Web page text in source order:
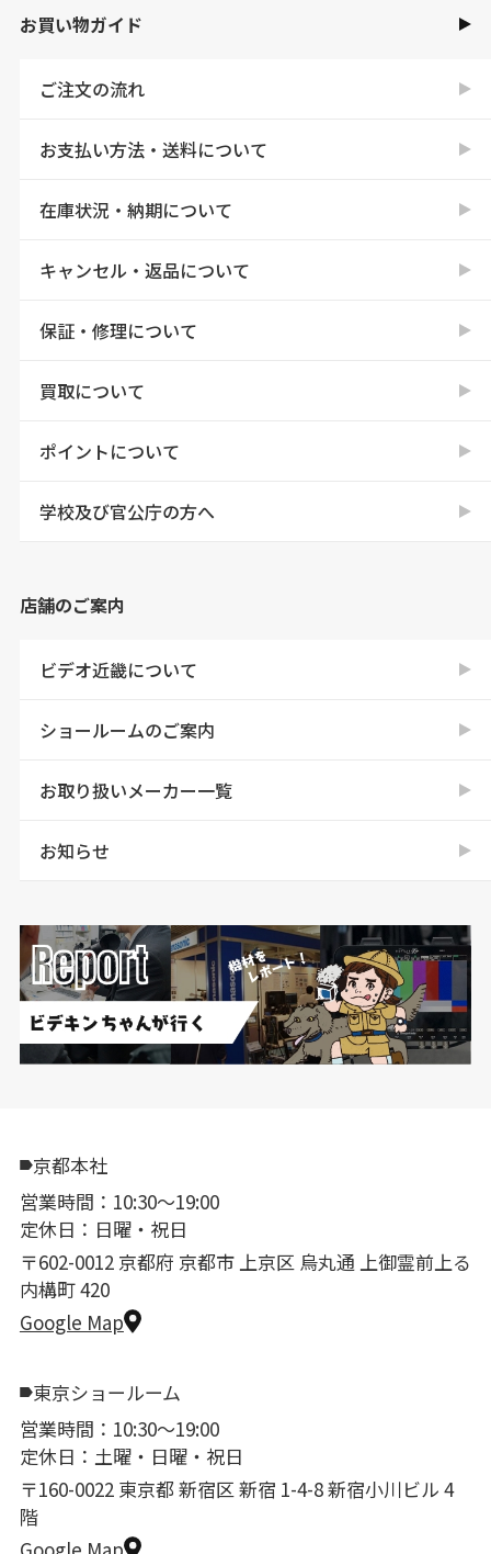
お買い物ガイド
ご注文の流れ
お支払い方法・送料について
在庫状況・納期について
キャンセル・返品について
保証・修理について
買取について
ポイントについて
学校及び官公庁の方へ
店舗のご案内
ビデオ近畿について
ショールームのご案内
お取り扱いメーカー一覧
お知らせ
京都本社
営業時間：10:30〜19:00
定休日：日曜・祝日
〒602-0012 京都府 京都市 上京区 烏丸通 上御霊前上る
内構町 420
Google Map
東京ショールーム
営業時間：10:30〜19:00
定休日：土曜・日曜・祝日
〒160-0022 東京都 新宿区 新宿 1-4-8 新宿小川ビル 4
階